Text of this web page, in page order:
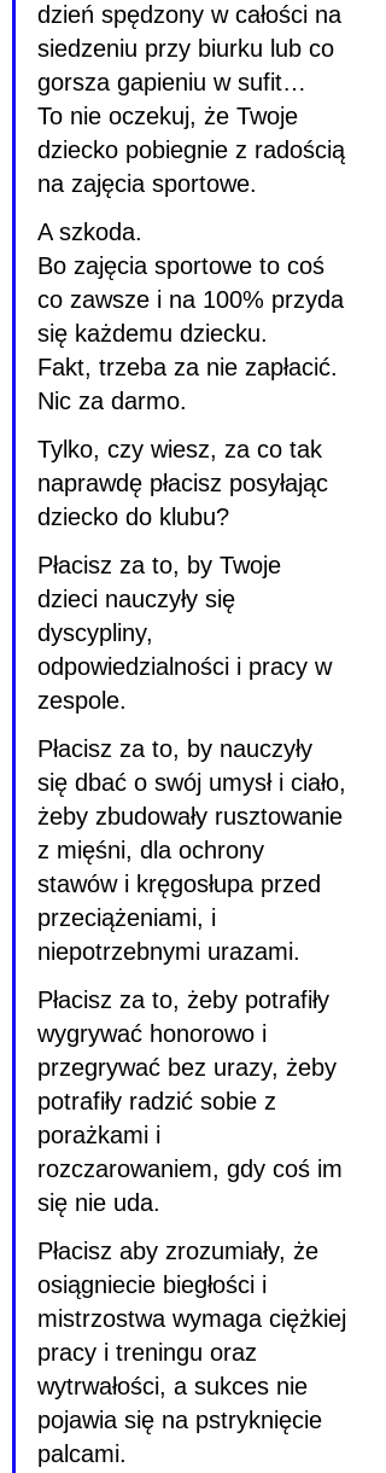
dzień spędzony w całości na
siedzeniu przy biurku lub co
gorsza gapieniu w sufit…
To nie oczekuj, że Twoje
dziecko pobiegnie z radością
na zajęcia sportowe.
A szkoda.
Bo zajęcia sportowe to coś
co zawsze i na 100% przyda
się każdemu dziecku.
Fakt, trzeba za nie zapłacić.
Nic za darmo.
Tylko, czy wiesz, za co tak
naprawdę płacisz posyłając
dziecko do klubu?
Płacisz za to, by Twoje
dzieci nauczyły się
dyscypliny,
odpowiedzialności i pracy w
zespole.
Płacisz za to, by nauczyły
się dbać o swój umysł i ciało,
żeby zbudowały rusztowanie
z mięśni, dla ochrony
stawów i kręgosłupa przed
przeciążeniami, i
niepotrzebnymi urazami.
Płacisz za to, żeby potrafiły
wygrywać honorowo i
przegrywać bez urazy, żeby
potrafiły radzić sobie z
porażkami i
rozczarowaniem, gdy coś im
się nie uda.
Płacisz aby zrozumiały, że
osiągniecie biegłości i
mistrzostwa wymaga ciężkiej
pracy i treningu oraz
wytrwałości, a sukces nie
pojawia się na pstryknięcie
palcami.